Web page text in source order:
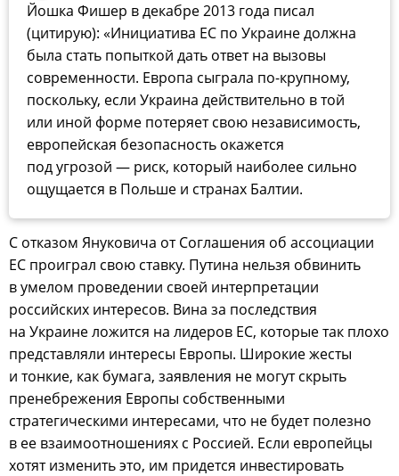
Йошка Фишер в декабре 2013 года писал
(цитирую): «Инициатива ЕС по Украине должна
была стать попыткой дать ответ на вызовы
современности. Европа сыграла по-крупному,
поскольку, если Украина действительно в той
или иной форме потеряет свою независимость,
европейская безопасность окажется
под угрозой — риск, который наиболее сильно
ощущается в Польше и странах Балтии.
С отказом Януковича от Соглашения об ассоциации
ЕС проиграл свою ставку. Путина нельзя обвинить
в умелом проведении своей интерпретации
российских интересов. Вина за последствия
на Украине ложится на лидеров ЕС, которые так плохо
представляли интересы Европы. Широкие жесты
и тонкие, как бумага, заявления не могут скрыть
пренебрежения Европы собственными
стратегическими интересами, что не будет полезно
в ее взаимоотношениях с Россией. Если европейцы
хотят изменить это, им придется инвестировать